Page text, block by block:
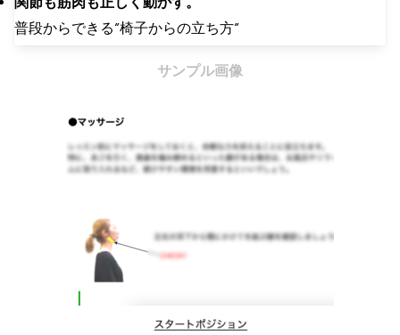
普段からできる”椅子からの立ち方”
サンプル画像